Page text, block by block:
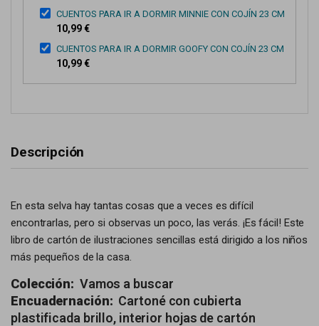
CUENTOS PARA IR A DORMIR MINNIE CON COJÍN 23 CM
10,99 €
CUENTOS PARA IR A DORMIR GOOFY CON COJÍN 23 CM
10,99 €
Descripción
En esta selva hay tantas cosas que a veces es difícil
encontrarlas, pero si observas un poco, las verás. ¡Es fácil! Este
libro de cartón de ilustraciones sencillas está dirigido a los niños
más pequeños de la casa.
Colección: Vamos a buscar
Encuadernación: Cartoné con cubierta
plastificada brillo, interior hojas de cartón